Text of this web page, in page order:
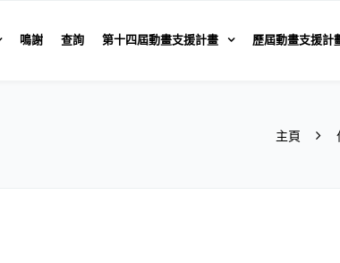
鳴謝 查詢 第十四屆動畫支援計畫 歷屆動畫支援計
主頁